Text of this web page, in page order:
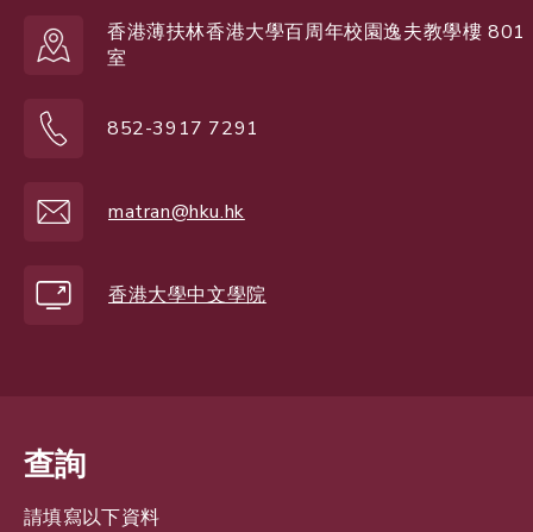
香港薄扶林香港大學百周年校園逸夫教學樓 801
室
852-3917 7291
matran@hku.hk
香港大學中文學院
查詢
請填寫以下資料